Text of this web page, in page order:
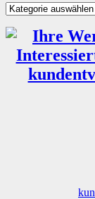
Kategorien